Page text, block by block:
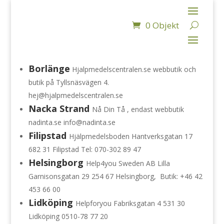
0 Objekt
Borlänge Hjalpmedelscentralen.se webbutik och
butik på Tyllsnäsvägen 4.
hej@hjalpmedelscentralen.se
Nacka Strand Nå Din Tå , endast webbutik
nadinta.se info@nadinta.se
Filipstad Hjälpmedelsboden Hantverksgatan 17
682 31 Filipstad Tel: 070-302 89 47
Helsingborg Help4you Sweden AB Lilla
Garnisonsgatan 29 254 67 Helsingborg, Butik: +46 42
453 66 00
Lidköping Helpforyou Fabriksgatan 4 531 30
Lidköping 0510-78 77 20